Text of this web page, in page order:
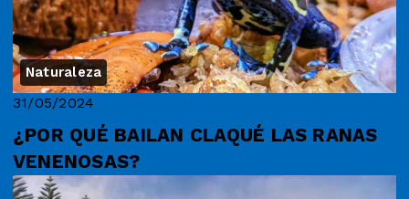
Naturaleza
31/05/2024
¿POR QUÉ BAILAN CLAQUÉ LAS RANAS
VENENOSAS?